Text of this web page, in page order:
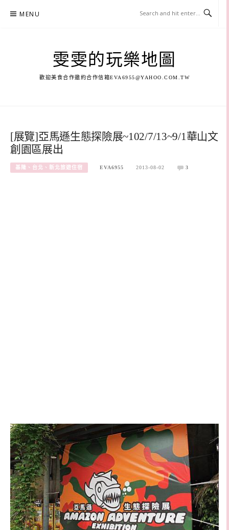
MENU
雯雯的玩樂地圖
歡迎美食合作邀約合作信箱EVA6955@YAHOO.COM.TW
[展覽]亞馬遜生態探險展~102/7/13~9/1華山文
創園區展出
基隆、台北、新北旅遊住宿 EVA6955 2013-08-02 3